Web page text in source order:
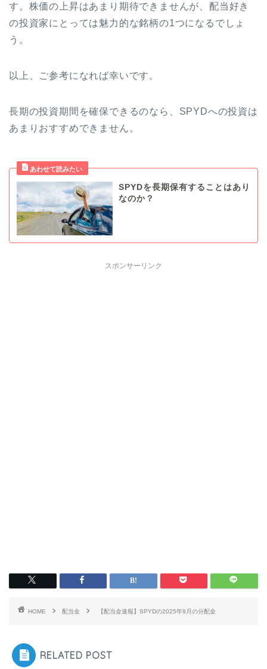
す。株価の上昇はあまり期待できませんが、配当好き
の投資家にとっては魅力的な銘柄の1つになるでしょ
う。
以上、ご参考になれば幸いです。
長期の投資期間を確保できるのなら、SPYDへの投資は
あまりおすすめできません。
SPYDを長期保有することはあり
なのか？
スポンサーリンク
HOME 配当金 【配当金速報】SPYDの2025年9月の分配金
RELATED POST